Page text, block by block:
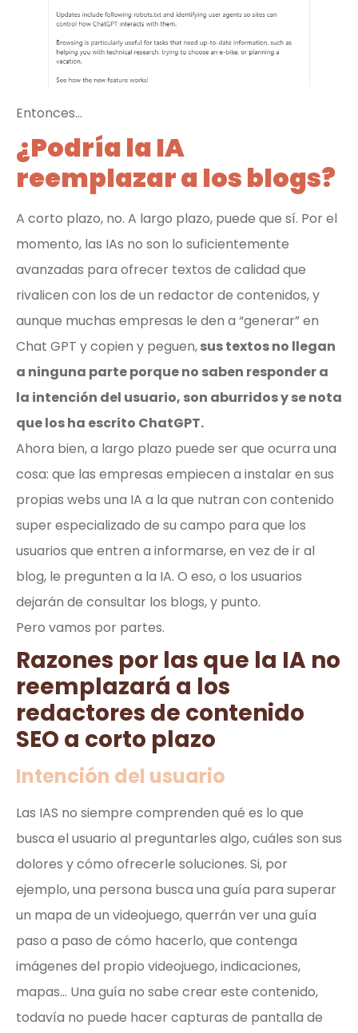
Entonces…
¿Podría la IA
reemplazar a los blogs?
A corto plazo, no. A largo plazo, puede que sí. Por el
momento, las IAs no son lo suficientemente
avanzadas para ofrecer textos de calidad que
rivalicen con los de un redactor de contenidos, y
aunque muchas empresas le den a “generar” en
Chat GPT y copien y peguen,sus textos no llegan
a ninguna parte porque no saben responder a
la intención del usuario, son aburridos y se nota
que los ha escrito ChatGPT.
Ahora bien, a largo plazo puede ser que ocurra una
cosa: que las empresas empiecen a instalar en sus
propias webs una IA a la que nutran con contenido
super especializado de su campo para que los
usuarios que entren a informarse, en vez de ir al
blog, le pregunten a la IA. O eso, o los usuarios
dejarán de consultar los blogs, y punto.
Pero vamos por partes.
Razones por las que la IA no
reemplazará a los
redactores de contenido
SEO a corto plazo
Intención del usuario
Las IAS no siempre comprenden qué es lo que
busca el usuario al preguntarles algo, cuáles son sus
dolores y cómo ofrecerle soluciones. Si, por
ejemplo, una persona busca una guía para superar
un mapa de un videojuego, querrán ver una guía
paso a paso de cómo hacerlo, que contenga
imágenes del propio videojuego, indicaciones,
mapas… Una guía no sabe crear este contenido,
todavía no puede hacer capturas de pantalla de